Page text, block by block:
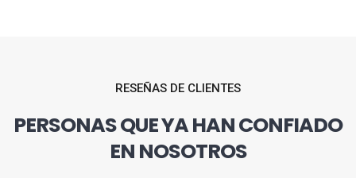
RESEÑAS DE CLIENTES
PERSONAS QUE YA HAN CONFIADO
EN NOSOTROS